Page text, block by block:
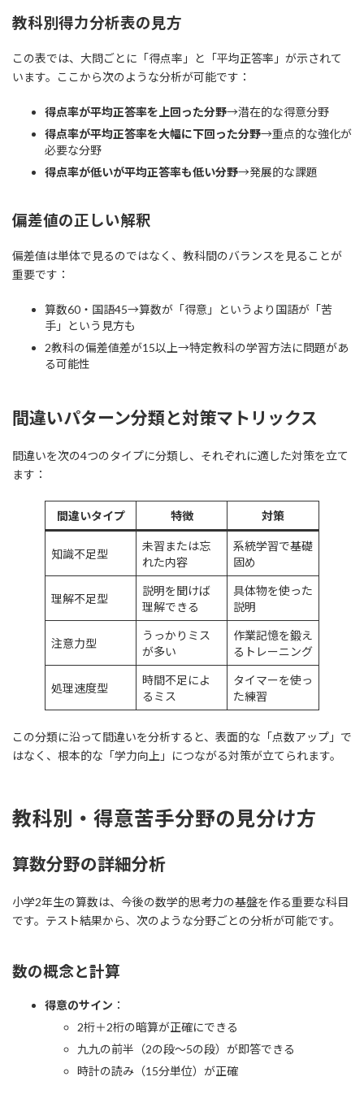
教科別得力分析表の見方
この表では、大問ごとに「得点率」と「平均正答率」が示されて
います。ここから次のような分析が可能です：
得点率が平均正答率を上回った分野→潜在的な得意分野
得点率が平均正答率を大幅に下回った分野→重点的な強化が
必要な分野
得点率が低いが平均正答率も低い分野→発展的な課題
偏差値の正しい解釈
偏差値は単体で見るのではなく、教科間のバランスを見ることが
重要です：
算数60・国語45→算数が「得意」というより国語が「苦
手」という見方も
2教科の偏差値差が15以上→特定教科の学習方法に問題があ
る可能性
間違いパターン分類と対策マトリックス
間違いを次の4つのタイプに分類し、それぞれに適した対策を立て
ます：
間違いタイプ 特徴 対策
知識不足型
未習または忘
れた内容
系統学習で基礎
固め
理解不足型
説明を聞けば
理解できる
具体物を使った
説明
注意力型
うっかりミス
が多い
作業記憶を鍛え
るトレーニング
処理速度型
時間不足によ
るミス
タイマーを使っ
た練習
この分類に沿って間違いを分析すると、表面的な「点数アップ」で
はなく、根本的な「学力向上」につながる対策が立てられます。
教科別・得意苦手分野の見分け方
算数分野の詳細分析
小学2年生の算数は、今後の数学的思考力の基盤を作る重要な科目
です。テスト結果から、次のような分野ごとの分析が可能です。
数の概念と計算
得意のサイン ：
2桁＋2桁の暗算が正確にできる
九九の前半（2の段～5の段）が即答できる
時計の読み（15分単位）が正確